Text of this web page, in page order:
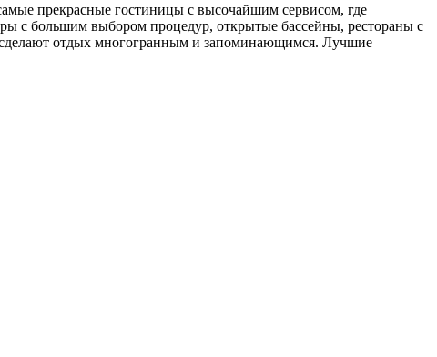
прекрасные гостиницы с высочайшим сервисом, где
с большим выбором процедур, открытые бассейны, рестораны с
отдых многогранным и запоминающимся. Лучшие